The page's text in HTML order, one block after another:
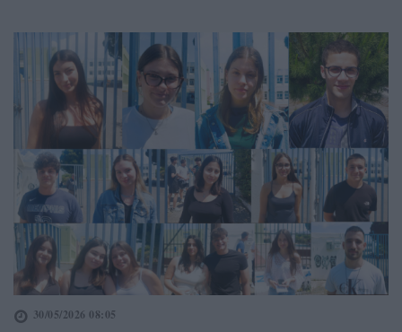
30/05/2026 08:05